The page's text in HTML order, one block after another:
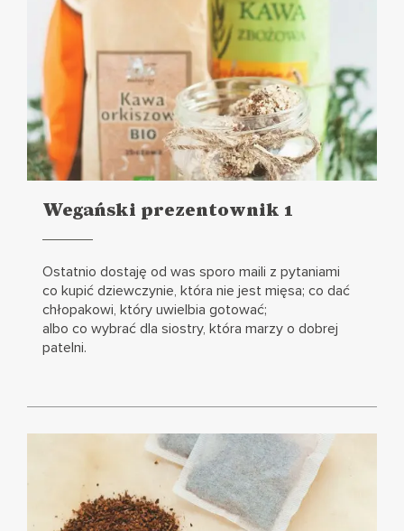
Wegański prezentownik 1
Ostatnio dostaję od was sporo maili z pytaniami
co kupić dziewczynie, która nie jest mięsa; co dać
chłopakowi, który uwielbia gotować;
albo co wybrać dla siostry, która marzy o dobrej
patelni.